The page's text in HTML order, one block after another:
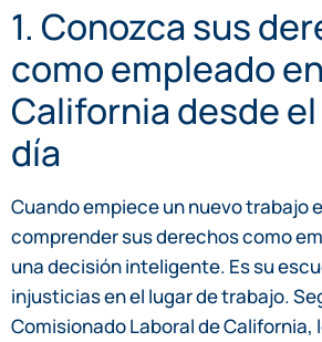
1. Conozca sus
como empleado en
California desde
día
Cuando empiece un nuevo trabajo
comprender sus derechos como
una decisión inteligente. Es su
injusticias en el lugar de trabajo.
Comisionado Laboral de